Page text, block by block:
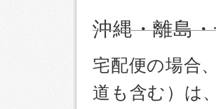
沖縄・離島
宅配便の場合
道も含む）は